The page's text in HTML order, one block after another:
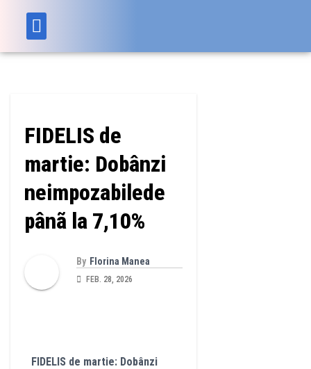
FIDELIS de
martie: Dobânzi
neimpozabilede
pânã la 7,10%
By Florina Manea
FEB. 28, 2026
FIDELIS de martie: Dobânzi